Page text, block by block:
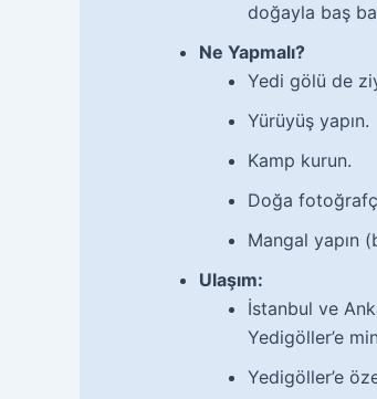
doğayla baş
Ne Yapmalı?
Yedi gölü de
Yürüyüş yapın.
Kamp kurun.
Doğa
Mangal yapın
Ulaşım:
İstanbul ve
Yedigöller’e
Yedigöller’e